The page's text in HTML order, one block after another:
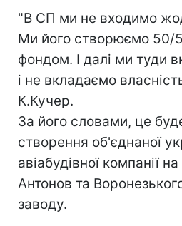
"В СП ми не входимо
Ми його створюємо 50/
фондом. І далі ми туди
і не вкладаємо
К.Кучер.
За його словами, це
створення об'єднаної
авіабудівної компанії
Антонов та
заводу.